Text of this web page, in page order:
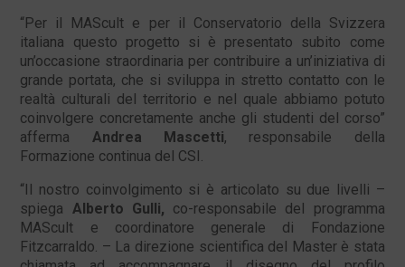
“Per il MAScult e per il Conservatorio della Svizzera
italiana questo progetto si è presentato subito come
un’occasione straordinaria per contribuire a un’iniziativa di
grande portata, che si sviluppa in stretto contatto con le
realtà culturali del territorio e nel quale abbiamo potuto
coinvolgere concretamente anche gli studenti del corso”
afferma Andrea Mascetti, responsabile della
Formazione continua del CSI.
“Il nostro coinvolgimento si è articolato su due livelli –
spiega Alberto Gulli, co-responsabile del programma
MAScult e coordinatore generale di Fondazione
Fitzcarraldo. – La direzione scientifica del Master è stata